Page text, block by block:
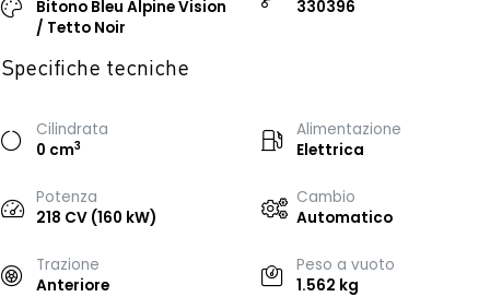
Bitono Bleu Alpine Vision
/ Tetto Noir
330396
Specifiche tecniche
Cilindrata
0 cm3
Alimentazione
Elettrica
Potenza
218 CV (160 kW)
Cambio
Automatico
Trazione
Anteriore
Peso a vuoto
1.562 kg